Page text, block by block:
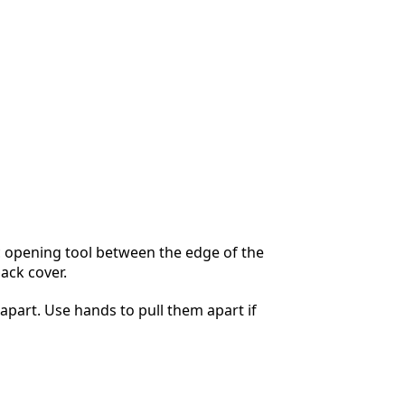
tool between the edge of the
cover.
Use hands to pull them apart if